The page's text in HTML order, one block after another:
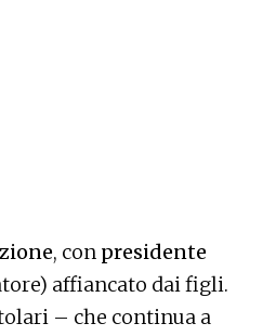
, con presidente
affiancato dai figli.
– che continua a